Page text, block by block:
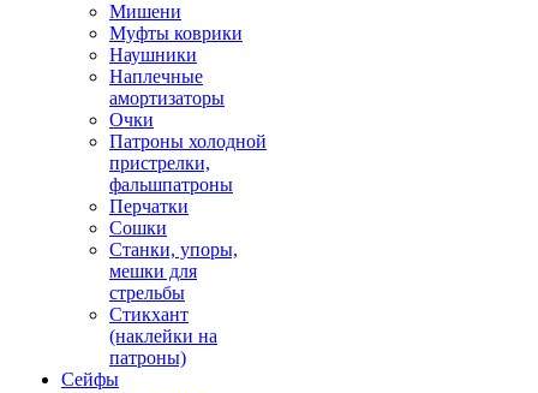
Мишени
Муфты коврики
Наушники
Наплечные
амортизаторы
Очки
Патроны холодной
пристрелки,
фальшпатроны
Перчатки
Сошки
Станки, упоры,
мешки для
стрельбы
Стикхант
(наклейки на
патроны)
Сейфы